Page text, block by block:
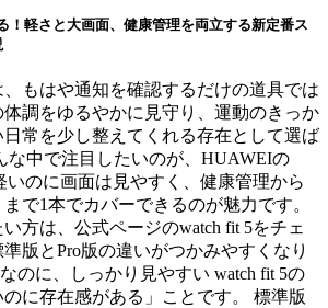
！軽さと大画面、健康管理を両立する新定番ス
もはや通知を確認するだけの道具では
調をゆるやかに見守り、運動のきっか
常を少し整えてくれる存在として選ば
な中で注目したいのが、HUAWEIの
いのに画面は見やすく、健康管理から
で1本でカバーできるのが魅力です。
方は、公式ページのwatch fit 5をチェ
版とPro版の違いがつかみやすくなり
のに、しっかり見やすい watch fit 5の
に存在感がある」ことです。 標準版